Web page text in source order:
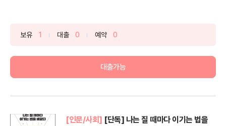
보유 1 대출 0 예약 0
대출가능
[인문/사회] [단독] 나는 질 때마다 이기는 법을